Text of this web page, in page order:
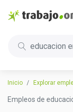
educacion
Inicio Explorar
Empleos de